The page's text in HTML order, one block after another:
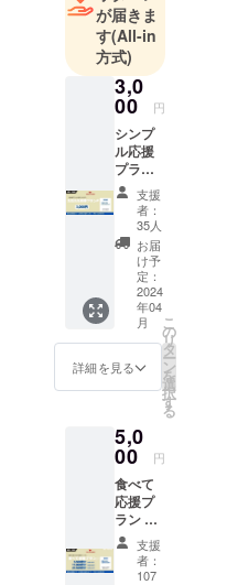
が届きま
す(All-in
方式)
3,0
00 円
シンプ
ル応援
プラン
・お礼
のメッ
セー
ジ。 ・
オリジ
ナル
グッズ
（缶
バッ
ヂ）。
＊デザ
イン作
上り次
第公開
させて
いただ
きま
す。 ・
おひと
りで複
数購入
支援
者：
35人
お届
け予
定：
2024
年04
月
詳細を見る
こ
の
リ
タ
ー
ン
を
選
択
す
る
5,0
00 円
食べて
応援プ
ラン 店
舗でご
利用い
ただけ
支援
者：
107